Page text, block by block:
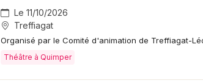
Le 11/10/2026
Treffiagat
Organisé par le Comité d'animation de Treffiagat-
Théâtre à Quimper